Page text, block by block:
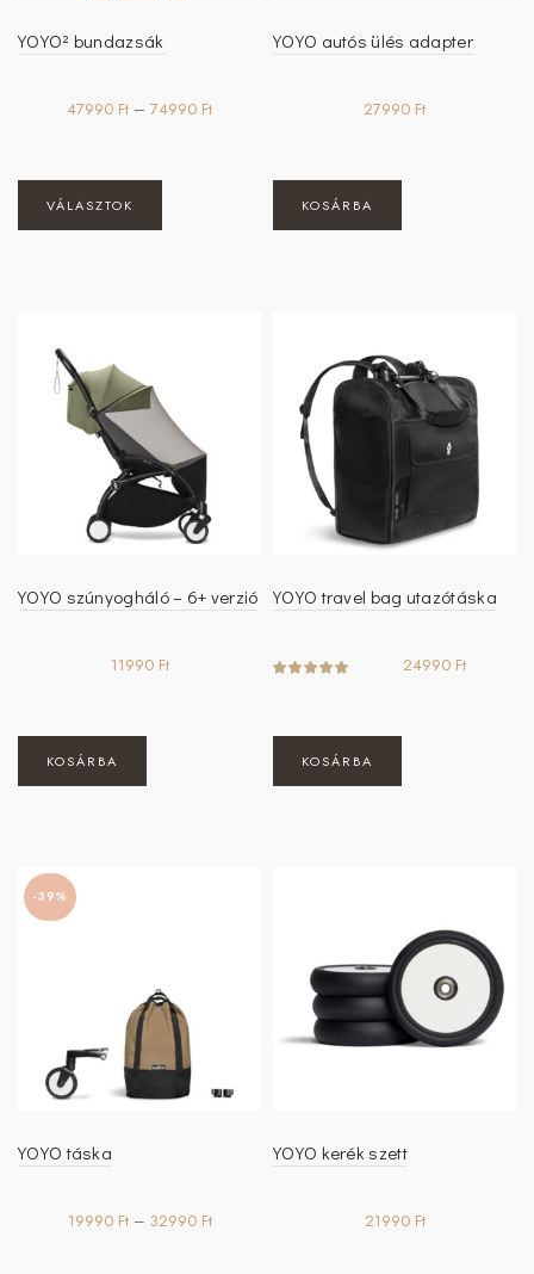
YOYO² bundazsák
47990 Ft – 74990 FtÁrtartomány:
VÁLASZTOK
a
termékoldalon
választhatók
ki
YOYO autós ülés adapter
27990 Ft
KOSÁRBA
YOYO szúnyogháló – 6+ verzió
11990 Ft
KOSÁRBA
YOYO travel bag utazótáska
24990 Ft
KOSÁRBA
-39%
YOYO táska
19990 Ft – 32990 FtÁrtartomány:
YOYO kerék szett
21990 Ft